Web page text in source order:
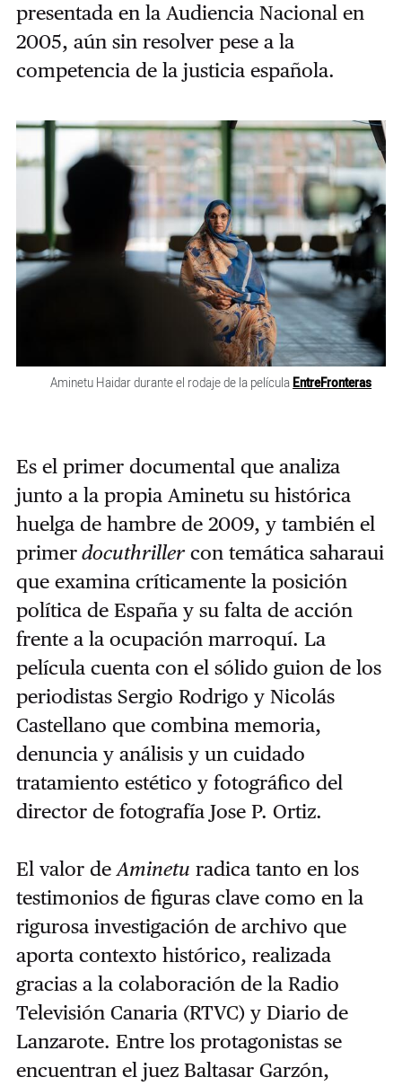
presentada en la Audiencia Nacional en
2005, aún sin resolver pese a la
competencia de la justicia española.
Aminetu Haidar durante el rodaje de la películaEntreFronteras
Es el primer documental que analiza
junto a la propia Aminetu su histórica
huelga de hambre de 2009, y también el
primerdocuthrillercon temática saharaui
que examina críticamente la posición
política de España y su falta de acción
frente a la ocupación marroquí. La
película cuenta con el sólido guion de los
periodistas Sergio Rodrigo y Nicolás
Castellano que combina memoria,
denuncia y análisis y un cuidado
tratamiento estético y fotográfico del
director de fotografía Jose P. Ortiz.
El valor de Aminetu radica tanto en los
testimonios de figuras clave como en la
rigurosa investigación de archivo que
aporta contexto histórico, realizada
gracias a la colaboración de la Radio
Televisión Canaria (RTVC) y Diario de
Lanzarote. Entre los protagonistas se
encuentran el juez Baltasar Garzón,